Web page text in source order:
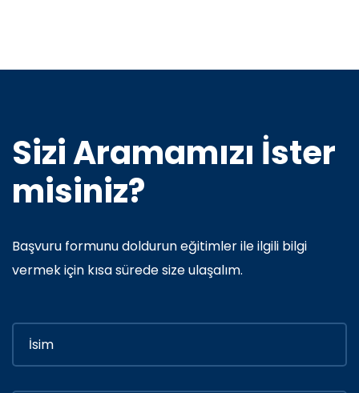
Sizi Aramamızı İster
misiniz?
Başvuru formunu doldurun eğitimler ile ilgili bilgi
vermek için kısa sürede size ulaşalım.